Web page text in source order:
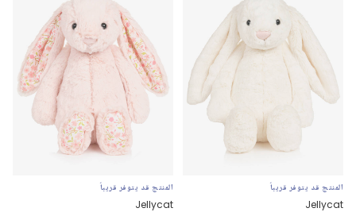
المنتج قد يتوفر قريباً
Jellycat
المنتج قد يتوفر قريباً
Jellycat